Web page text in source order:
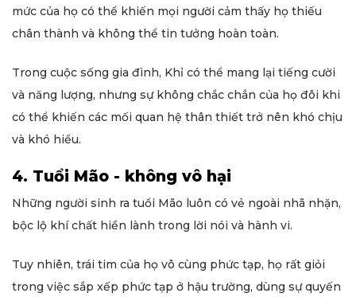
mức của họ có thể khiến mọi người cảm thấy họ thiếu
chân thành và không thể tin tưởng hoàn toàn.
Trong cuộc sống gia đình, Khỉ có thể mang lại tiếng cười
và năng lượng, nhưng sự không chắc chắn của họ đôi khi
có thể khiến các mối quan hệ thân thiết trở nên khó chịu
và khó hiểu.
4. Tuổi Mão - không vô hại
Những người sinh ra tuổi Mão luôn có vẻ ngoài nhã nhặn,
bộc lộ khí chất hiền lành trong lời nói và hành vi.
Tuy nhiên, trái tim của họ vô cùng phức tạp, họ rất giỏi
trong việc sắp xếp phức tạp ở hậu trường, dùng sự quyến